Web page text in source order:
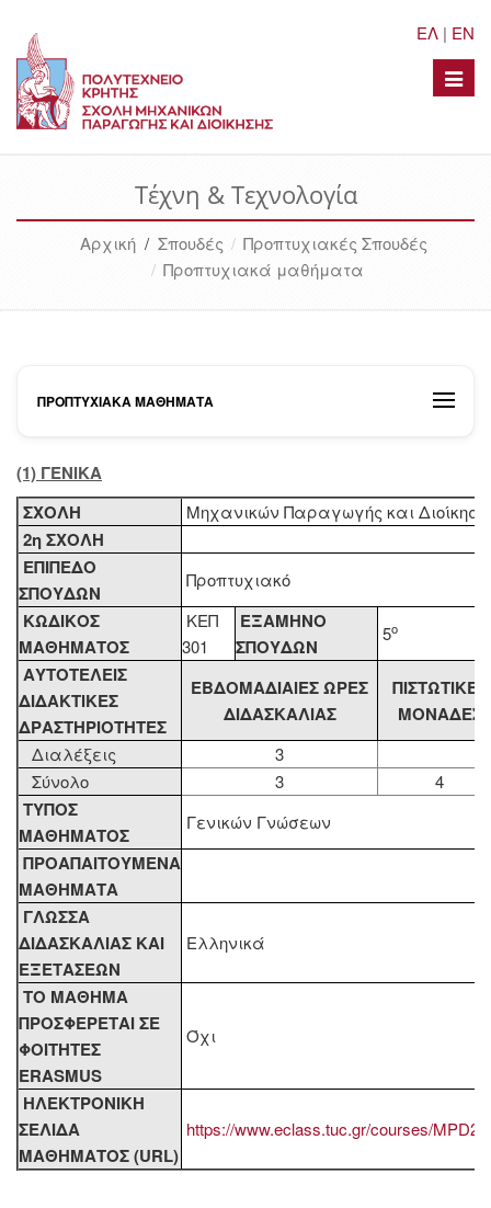
ΕΛ | EN
Toggle
Τέχνη & Τεχνολογία
Αρχική / Σπουδές
Προπτυχιακές Σπουδές
Προπτυχιακά μαθήματα
ΠΡΟΠΤΥΧΙΑΚΆ ΜΑΘΉΜΑΤΑ
(1) ΓΕΝΙΚΑ
ΣΧΟΛΗ
Μηχανικών Παραγωγής και
2η ΣΧΟΛΗ
ΕΠΙΠΕΔΟ
ΣΠΟΥΔΩΝ
Προπτυχιακό
ΚΩΔΙΚΟΣ
ΜΑΘΗΜΑΤΟΣ
ΚΕΠ
301
ΕΞΑΜΗΝΟ
ΣΠΟΥΔΩΝ
5ο
ΑΥΤΟΤΕΛΕΙΣ
ΔΙΔΑΚΤΙΚΕΣ
ΔΡΑΣΤΗΡΙΟΤΗΤΕΣ
ΕΒΔΟΜΑΔΙΑΙΕΣ ΩΡΕΣ
ΔΙΔΑΣΚΑΛΙΑΣ
ΠΙΣΤΩΤΙΚΕΣ
ΜΟΝΑΔΕΣ
Διαλέξεις
3
Σύνολο
3 4
ΤΥΠΟΣ
ΜΑΘΗΜΑΤΟΣ
Γενικών Γνώσεων
ΠΡΟΑΠΑΙΤΟΥΜΕΝΑ
ΜΑΘΗΜΑΤΑ
ΓΛΩΣΣΑ
ΔΙΔΑΣΚΑΛΙΑΣ KAI
ΕΞΕΤΑΣΕΩΝ
Ελληνικά
ΤΟ ΜΑΘΗΜΑ
ΠΡΟΣΦΕΡΕΤΑΙ ΣΕ
ΦΟΙΤΗΤΕΣ
ERASMUS
Όχι
ΗΛΕΚΤΡΟΝΙΚΗ
ΣΕΛΙΔΑ
ΜΑΘΗΜΑΤΟΣ (URL)
https://www.eclass.tuc.gr/courses/